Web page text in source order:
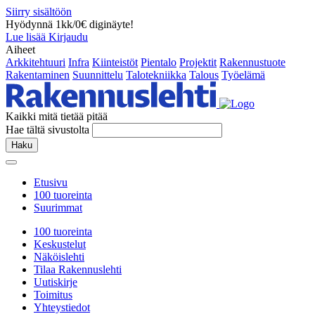
Siirry sisältöön
Hyödynnä 1kk/0€ diginäyte!
Lue lisää Kirjaudu
Aiheet
Arkkitehtuuri Infra Kiinteistöt Pientalo Projektit Rakennustuote
Rakentaminen Suunnittelu Talotekniikka Talous Työelämä
Kaikki mitä tietää pitää
Hae tältä sivustolta
Haku
Etusivu
100 tuoreinta
Suurimmat
100 tuoreinta
Keskustelut
Näköislehti
Tilaa Rakennuslehti
Uutiskirje
Toimitus
Yhteystiedot